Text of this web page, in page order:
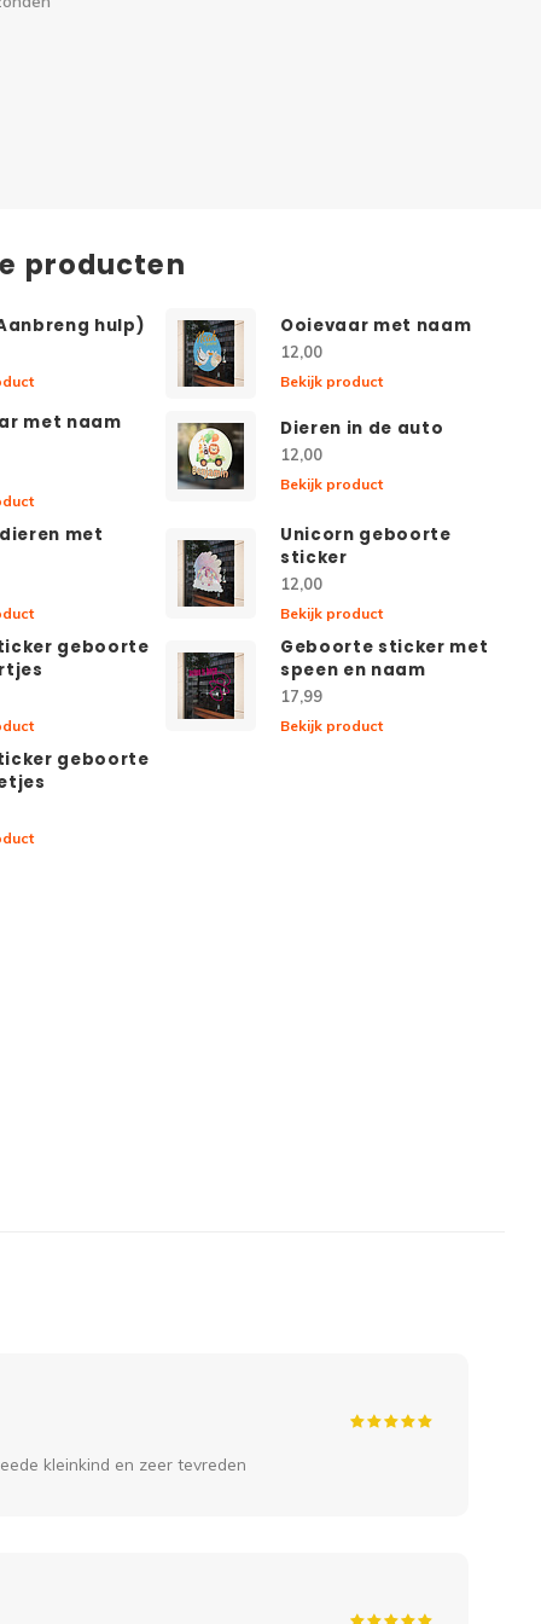
producten
hulp) Ooievaar met naam
12,00
Bekijk product
met naam
Dieren in de auto
12,00
Bekijk product
met
Unicorn geboorte
sticker
12,00
Bekijk product
geboorte
Geboorte sticker met
speen en naam
17,99
Bekijk product
geboorte
kleinkind en zeer tevreden